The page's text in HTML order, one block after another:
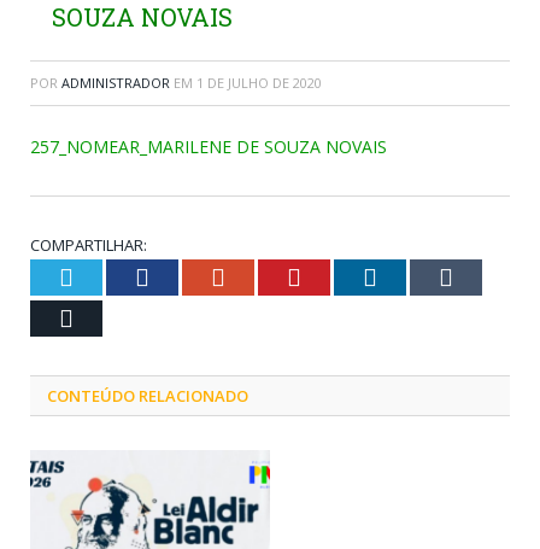
SOUZA NOVAIS
POR ADMINISTRADOR EM 1 DE JULHO DE 2020
257_NOMEAR_MARILENE DE SOUZA NOVAIS
COMPARTILHAR:
Twitter Facebook Google+ Pinterest LinkedIn
CONTEÚDO RELACIONADO